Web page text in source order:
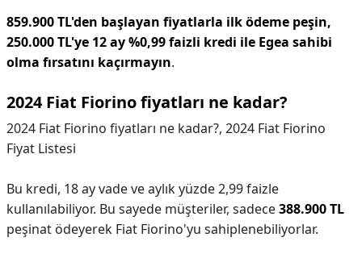
859.900 TL'den başlayan fiyatlarla ilk ödeme peşin,
250.000 TL'ye 12 ay %0,99 faizli kredi ile Egea sahibi
olma fırsatını kaçırmayın.
2024 Fiat Fiorino fiyatları ne kadar?
2024 Fiat Fiorino fiyatları ne kadar?, 2024 Fiat Fiorino
Fiyat Listesi
Bu kredi, 18 ay vade ve aylık yüzde 2,99 faizle
kullanılabiliyor. Bu sayede müşteriler, sadece388.900 TL
peşinat ödeyerek Fiat Fiorino'yu sahiplenebiliyorlar.